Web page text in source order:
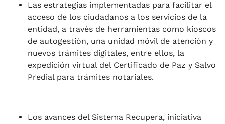
Las estrategias implementadas para facilitar el
acceso de los ciudadanos a los servicios de la
entidad, a través de herramientas como kioscos
de autogestión, una unidad móvil de atención y
nuevos trámites digitales, entre ellos, la
expedición virtual del Certificado de Paz y Salvo
Predial para trámites notariales.
Los avances del Sistema Recupera, iniciativa